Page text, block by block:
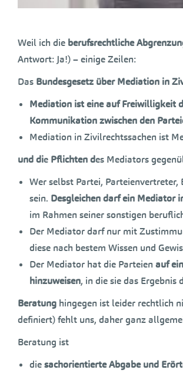
Weil ich die berufsrechtliche
Antwort: Ja!) – einige Zeilen:
Das Bundesgesetz über Mediation in
Mediation ist eine auf Freiwilligkeit
Kommunikation zwischen den
Mediation in Zivilrechtssachen ist
und die Pflichten des Mediators
Wer selbst Partei,
sein. Desgleichen darf ein Mediator
im Rahmen seiner sonstigen
Der Mediator darf nur mit
diese nach bestem Wissen und
Der Mediator hat die Parteien auf
hinzuweisen, in die sie das
Beratung hingegen ist leider rechtlich
definiert) fehlt uns, daher ganz
Beratung ist
diesachorientierte Abgabe und